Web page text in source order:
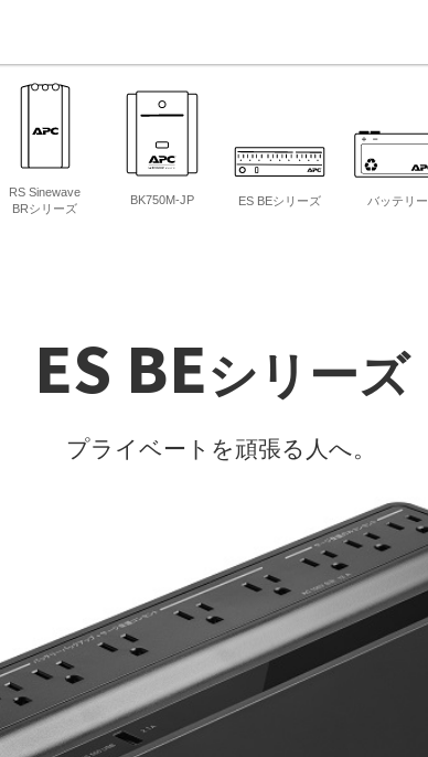
RS Sinewave
BRシリーズ
BK750M-JP ES BEシリーズ バッテリー
ES BEシリーズ
プライベートを頑張る人へ。